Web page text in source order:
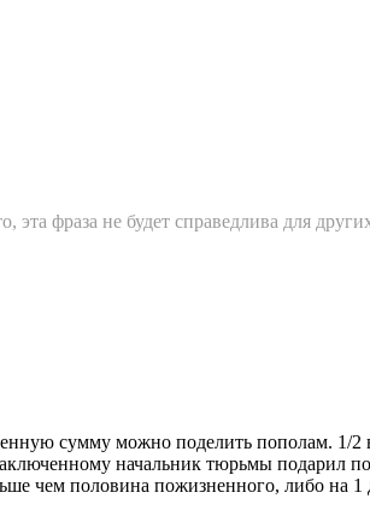
фраза не будет справедлива для
сумму можно поделить пополам. 1/
начальник тюрьмы подарил
чем половина пожизненного, либо на 1